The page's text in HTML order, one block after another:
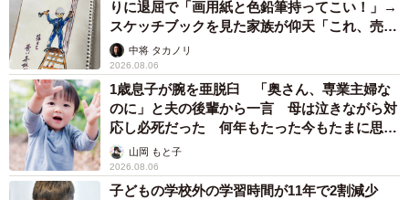
りに退屈で「画用紙と色鉛筆持ってこい！」→
スケッチブックを見た家族が仰天「これ、売れ
ますよ…」
中将 タカノリ
2026.08.06
1歳息子が腕を亜脱臼 「奥さん、専業主婦な
のに」と夫の後輩から一言 母は泣きながら対
応し必死だった 何年もたった今もたまに思い
出し…山岡 もと子
2026.08.06
子どもの学校外の学習時間が11年で2割減少